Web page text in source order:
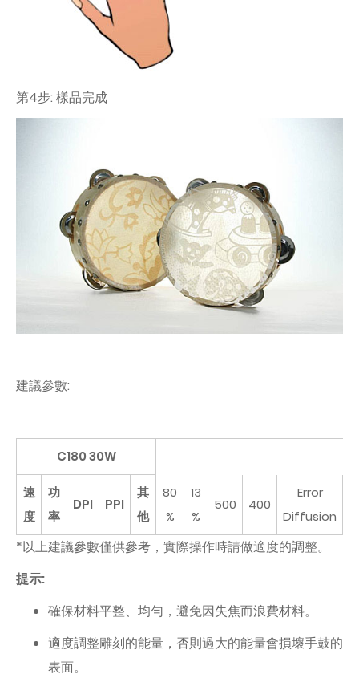
第4步: 樣品完成
建議參數:
C180 30W
速
度
功
率
DPI PPI
其
他
80
%
13
%
500 400
Error
Diffusion
*以上建議參數僅供參考，實際操作時請做適度的調整。
提示:
確保材料平整、均勻，避免因失焦而浪費材料。
適度調整雕刻的能量，否則過大的能量會損壞手鼓的
表面。